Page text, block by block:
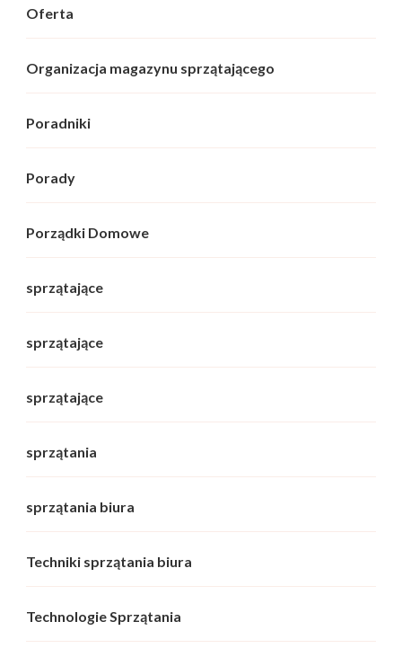
Oferta
Organizacja magazynu sprzątającego
Poradniki
Porady
Porządki Domowe
sprzątające
sprzątające
sprzątające
sprzątania
sprzątania biura
Techniki sprzątania biura
Technologie Sprzątania